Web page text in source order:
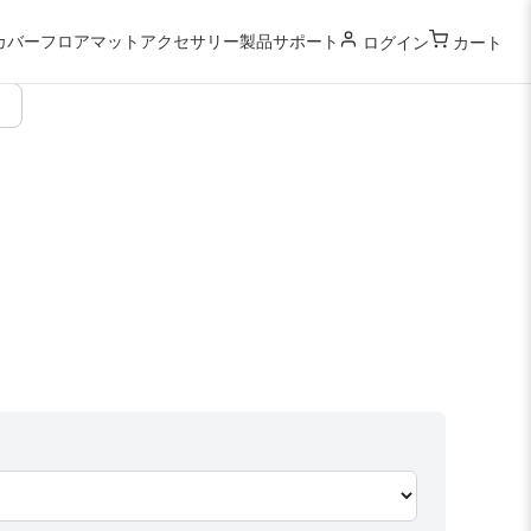
バーフロアマット アクセサリー製品サポート ログイン カート